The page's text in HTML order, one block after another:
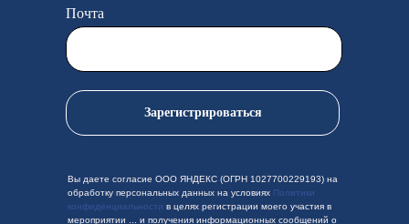
Почта
Зарегистрироваться
Вы даете согласие ООО ЯНДЕКС (ОГРН 1027700229193) на
обработку персональных данных на условиях Политики
конфиденциальности в целях регистрации моего участия в
мероприятии ... и получения информационных сообщений о